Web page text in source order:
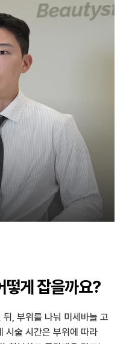
떻게 잡을까요?
, 부위를 나눠 미세바늘 고
시술 시간은 부위에 따라